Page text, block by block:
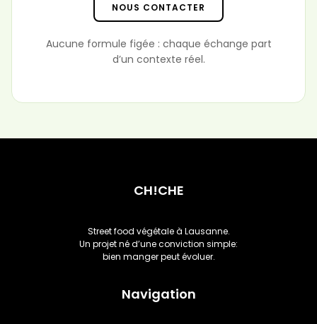
NOUS CONTACTER
Aucune formule figée : chaque échange part
d’un contexte réel.
CH!CHE
Navigation
Street food végétale à Lausanne.
Un projet né d’une conviction simple:
bien manger peut évoluer.